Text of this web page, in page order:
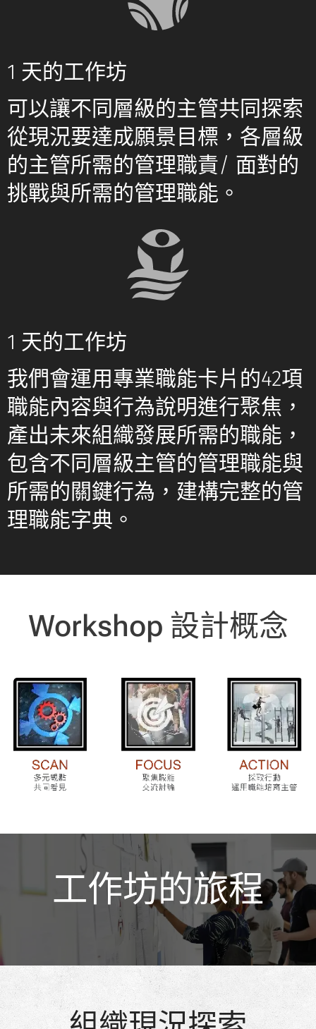
1 天的工作坊
可以讓不同層級的主管共同探索
從現況要達成願景目標，各層級
的主管所需的管理職責/ 面對的
挑戰與所需的管理職能。
1 天的工作坊
我們會運用專業職能卡片的42項
職能內容與行為說明進行聚焦，
產出未來組織發展所需的職能，
包含不同層級主管的管理職能與
所需的關鍵行為，建構完整的管
理職能字典。
Workshop 設計概念
工作坊的旅程